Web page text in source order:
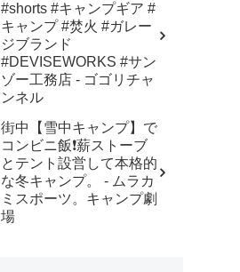
#shorts #キャンプギア #
キャンプ #焚火 #ガレー
ジブランド
#DEVISEWORKS #サン
ゾー工務店 - ゴゴリチャ
ンネル
街中【雪中キャンプ】で
コンビニ飯❗️薪ストーブ
とテント設営して本格的
な冬キャンプ。 - ムラカ
ミスポーツ。キャンプ劇
場